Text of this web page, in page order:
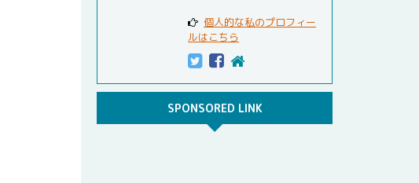
個人的な私のプロフィー
ルはこちら
SPONSORED LINK